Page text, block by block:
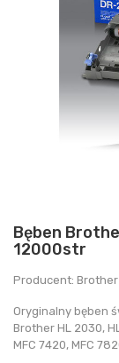
Bęben
12000str
Producent: Brother
Oryginalny bęben
Brother HL 2030,
MFC 7420, MFC